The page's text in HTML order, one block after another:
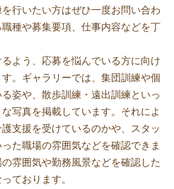
行いたい方はぜひ一度お問い合わ
種や募集要項、仕事内容などを丁
よう、応募を悩んでいる方に向け
。ギャラリーでは、集団訓練や個
姿や、散歩訓練・遠出訓練といっ
写真を掲載しています。それによ
支援を受けているのかや、スタッ
た職場の雰囲気などを確認できま
雰囲気や勤務風景などを確認した
ております。